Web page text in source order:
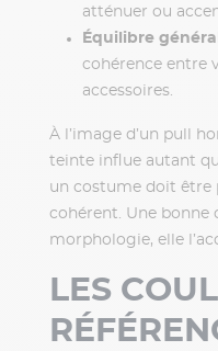
grande taille
3.2. Les
4. Couleur, matière
indissociable
atténuer ou
Équilibre
cohérence entre
accessoires.
À l’image d’un pull
teinte influe autant
un costume doit être
cohérent. Une bonne
morphologie, elle
LES